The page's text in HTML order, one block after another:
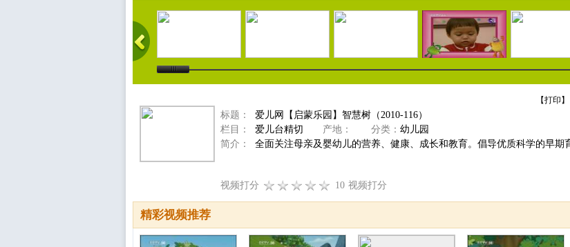
【打印
标题：
爱儿网【启蒙乐园】智慧树（2010-116）
栏目：
爱儿台精切 产地： 分类： 幼儿园
简介：
全面关注母亲及婴幼儿的营养、健康、成长和教育。倡导优质科学的早期
视频打分 10 视频打分
精彩视频推荐